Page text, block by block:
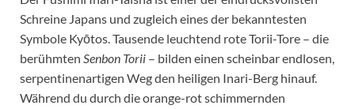
Schreine Japans und zugleich eines der bekanntesten
Symbole Kyōtos. Tausende leuchtend rote Torii-Tore – die
berühmten Senbon Torii – bilden einen scheinbar endlosen,
serpentinenartigen Weg den heiligen Inari-Berg hinauf.
Während du durch die orange-rot schimmernden